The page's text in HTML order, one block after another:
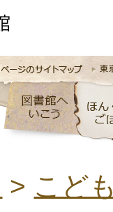
> こど